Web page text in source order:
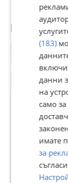
В
(183)
данни
на
само
имате
за